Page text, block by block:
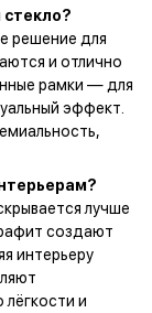
решение для
и отлично
рамки — для
эффект.
лучше
создают
интерьеру
и